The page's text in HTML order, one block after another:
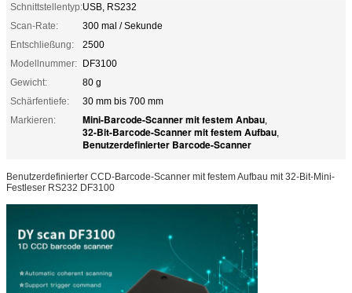
Schnittstellentyp:USB, RS232
Scan-Rate:
300 mal / Sekunde
Entschließung:
2500
Modellnummer: DF3100
Gewicht:
80 g
Schärfentiefe:
30 mm bis 700 mm
Markieren:
Mini-Barcode-Scanner mit festem Anbau,
32-Bit-Barcode-Scanner mit festem Aufbau,
Benutzerdefinierter Barcode-Scanner
Benutzerdefinierter CCD-Barcode-Scanner mit festem Aufbau mit 32-Bit-Mini-
Festleser RS232 DF3100